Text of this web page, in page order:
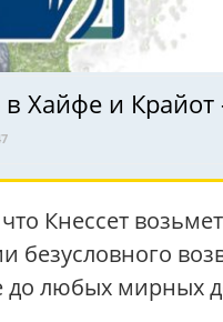
в Хайфе и
Кнессет
безусловного
любых мирных